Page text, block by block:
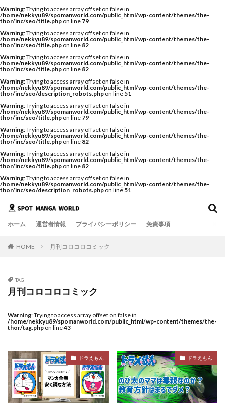
Warning: Trying to access array offset on false in
/home/nekkyu89/spomanworld.com/public_html/wp-content/themes/the-
thor/inc/seo/title.php on line 79
Warning: Trying to access array offset on false in
/home/nekkyu89/spomanworld.com/public_html/wp-content/themes/the-
thor/inc/seo/title.php on line 82
Warning: Trying to access array offset on false in
/home/nekkyu89/spomanworld.com/public_html/wp-content/themes/the-
thor/inc/seo/title.php on line 82
Warning: Trying to access array offset on false in
/home/nekkyu89/spomanworld.com/public_html/wp-content/themes/the-
thor/inc/seo/description_robots.php on line 51
Warning: Trying to access array offset on false in
/home/nekkyu89/spomanworld.com/public_html/wp-content/themes/the-
thor/inc/seo/title.php on line 79
Warning: Trying to access array offset on false in
/home/nekkyu89/spomanworld.com/public_html/wp-content/themes/the-
thor/inc/seo/title.php on line 82
Warning: Trying to access array offset on false in
/home/nekkyu89/spomanworld.com/public_html/wp-content/themes/the-
thor/inc/seo/title.php on line 82
Warning: Trying to access array offset on false in
/home/nekkyu89/spomanworld.com/public_html/wp-content/themes/the-
thor/inc/seo/description_robots.php on line 51
ホーム 運営者情報 プライバシーポリシー 免責事項
HOME 月刊コロコロコミック
TAG
月刊コロコロコミック
Warning: Trying to access array offset on false in
/home/nekkyu89/spomanworld.com/public_html/wp-content/themes/the-
thor/tag.php on line43
ドラえもん ドラえもん